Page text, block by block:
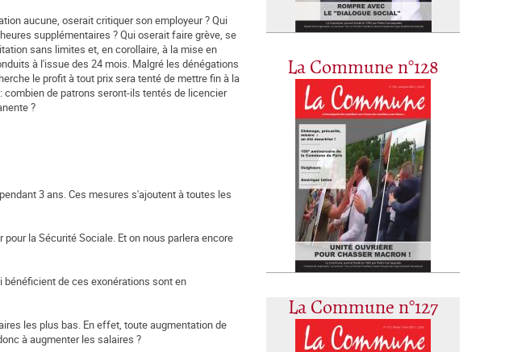
La Commune n°128
La Commune n°127
aucune, oserait critiquer son employeur ? Qui
supplémentaires ? Qui oserait faire grève, se
sans limites et, en corollaire, à la mise en
à l'issue des 24 mois. Malgré les dénégations
le profit à tout prix sera tenté de mettre fin à la
combien de patrons seront-ils tentés de licencier
?
3 ans. Ces mesures s'ajoutent à toutes les
la Sécurité Sociale. Et on nous parlera encore
de ces exonérations sont en
les plus bas. En effet, toute augmentation de
à augmenter les salaires ?